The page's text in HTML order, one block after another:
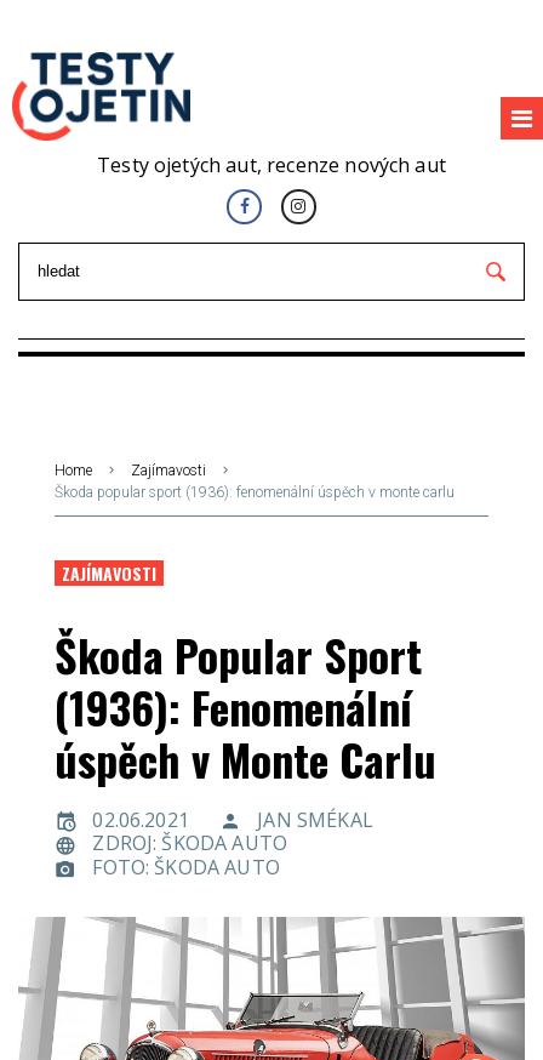
Testy ojetých aut, recenze nových aut
Home
Zajímavosti
Škoda popular sport (1936): fenomenální úspěch v monte carlu
ZAJÍMAVOSTI
Škoda Popular Sport
(1936): Fenomenální
úspěch v Monte Carlu
02.06.2021
JAN SMÉKAL
ZDROJ: ŠKODA AUTO
FOTO: ŠKODA AUTO